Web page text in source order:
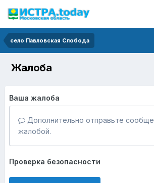
село Павловская Слобода
Жалоба
Ваша жалоба
Дополнительно отправьте
жалобой.
Проверка безопасности